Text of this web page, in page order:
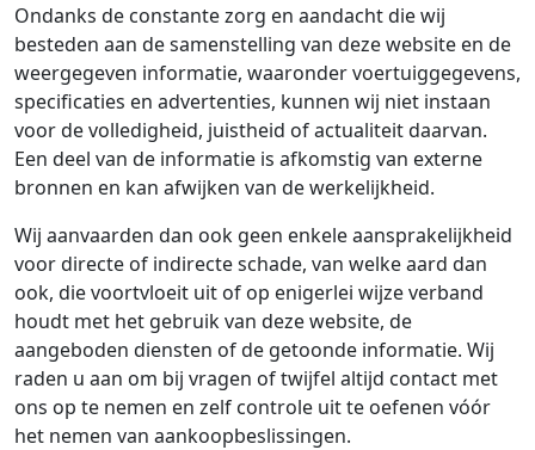
Ondanks de constante zorg en aandacht die wij
besteden aan de samenstelling van deze website en de
weergegeven informatie, waaronder voertuiggegevens,
specificaties en advertenties, kunnen wij niet instaan
voor de volledigheid, juistheid of actualiteit daarvan.
Een deel van de informatie is afkomstig van externe
bronnen en kan afwijken van de werkelijkheid.
Wij aanvaarden dan ook geen enkele aansprakelijkheid
voor directe of indirecte schade, van welke aard dan
ook, die voortvloeit uit of op enigerlei wijze verband
houdt met het gebruik van deze website, de
aangeboden diensten of de getoonde informatie. Wij
raden u aan om bij vragen of twijfel altijd contact met
ons op te nemen en zelf controle uit te oefenen vóór
het nemen van aankoopbeslissingen.